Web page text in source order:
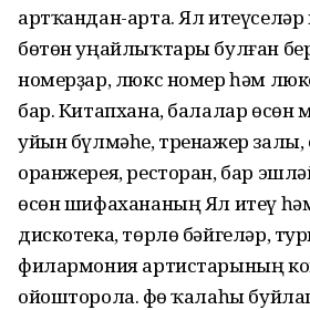
артҡандан-арта. Ял
бөтөн уңайлыҡтары булған
номерҙар, люкс номер һәм
бар. Китапхана, балалар өсөн
уйын бүлмәһе, тренажер залы,
оранжерея, ресторан, бар
өсөн шифахананың Ял итеү һәм
дискотека, төрлө бәйгеләр,
филармония артистарының
ойошторола. Өфө ҡалаһы